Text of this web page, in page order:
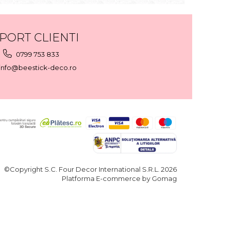
CLIENTI
0799 753 833
deco.ro
©Copyright S.C. Four Decor International S.R.L. 2026
Platforma E-commerce by Gomag